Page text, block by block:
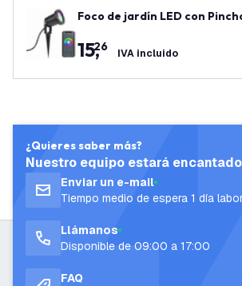
Foco de jardín LED con
igente - 4.9W - Aluminio -
P65 - RGB + CCT - Cable de 1
15,
26 IVA incluido
¿Quieres saber más?
Nuestro equipo estará
Enviar un e-mail
Tiempo medio de espera 1 día
Llámanos
Disponible de 09:00 a 17:00
FAQ